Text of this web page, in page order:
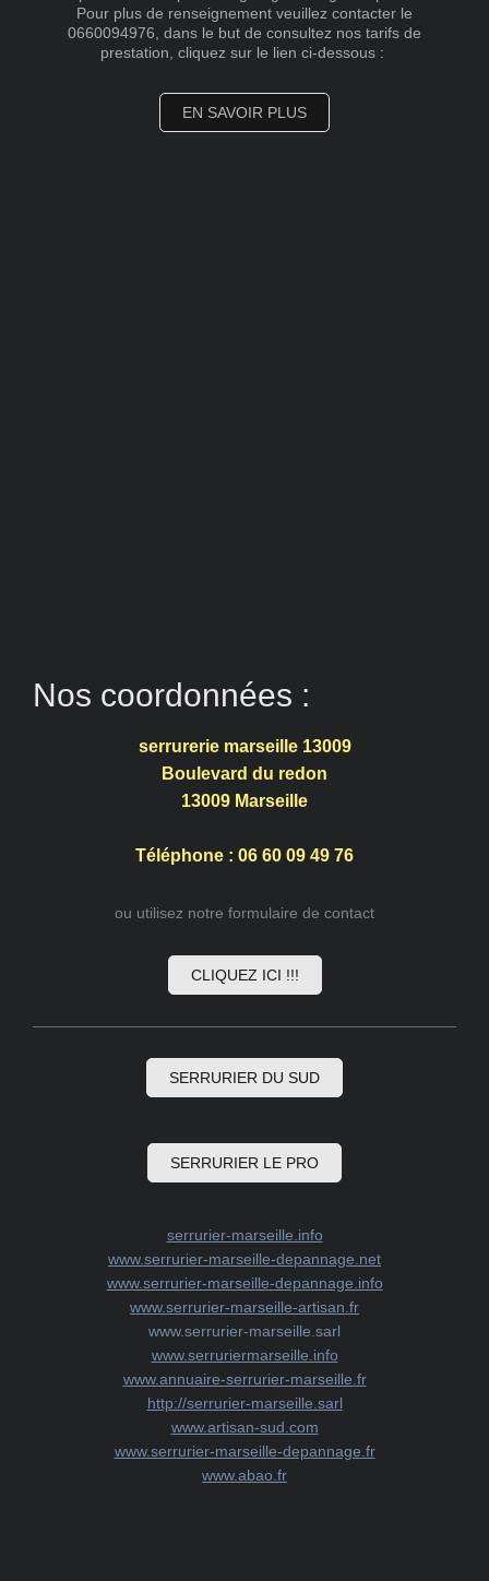
Pour plus de renseignement veuillez contacter le
0660094976, dans le but de consultez nos tarifs de
prestation, cliquez sur le lien ci-dessous :
EN SAVOIR PLUS
Nos coordonnées :
serrurerie marseille 13009
Boulevard du redon
13009 Marseille
Téléphone : 06 60 09 49 76
ou utilisez notre formulaire de contact
CLIQUEZ ICI !!!
SERRURIER DU SUD
SERRURIER LE PRO
serrurier-marseille.info
www.serrurier-marseille-depannage.net
www.serrurier-marseille-depannage.info
www.serrurier-marseille-artisan.fr
www.serrurier-marseille.sarl
www.serruriermarseille.info
www.annuaire-serrurier-marseille.fr
http://serrurier-marseille.sarl
www.artisan-sud.com
www.serrurier-marseille-depannage.fr
www.abao.fr